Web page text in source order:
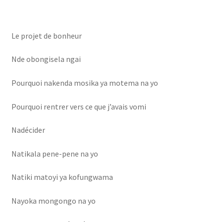
Nouveautés
olingi nini
Ozo beta mabe
Page d’exemple
Le projet de bonheur
Nde obongisela ngai
Pourquoi nakenda mosika ya motema na yo
Pourquoi rentrer vers ce que j’avais vomi
Nadécider
Natikala pene-pene na yo
Natiki matoyi ya kofungwama
Nayoka mongongo na yo